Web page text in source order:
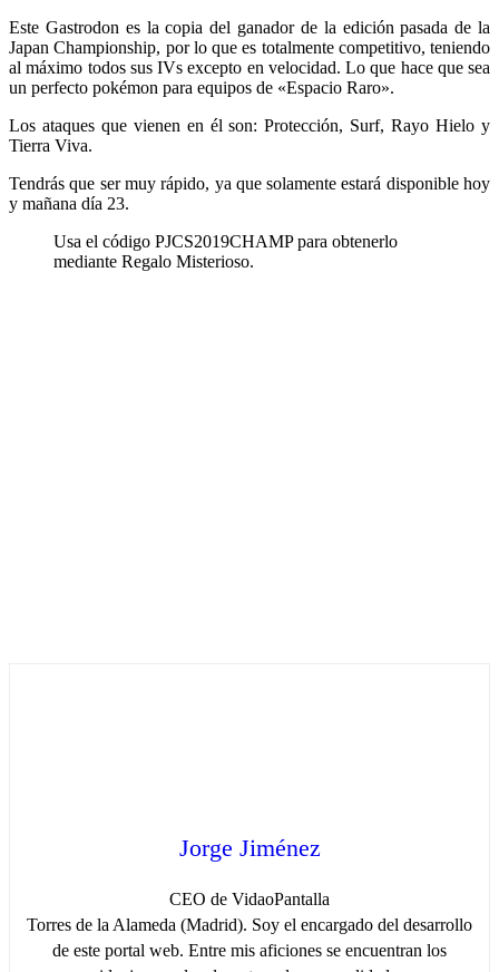
Este Gastrodon es la copia del ganador de la edición pasada de la
Japan Championship, por lo que es totalmente competitivo, teniendo
al máximo todos sus IVs excepto en velocidad. Lo que hace que sea
un perfecto pokémon para equipos de «Espacio Raro».
Los ataques que vienen en él son: Protección, Surf, Rayo Hielo y
Tierra Viva.
Tendrás que ser muy rápido, ya que solamente estará disponible hoy
y mañana día 23.
Usa el código PJCS2019CHAMP para obtenerlo
mediante Regalo Misterioso.
Jorge Jiménez
CEO de VidaoPantalla
Torres de la Alameda (Madrid). Soy el encargado del desarrollo
de este portal web. Entre mis aficiones se encuentran los